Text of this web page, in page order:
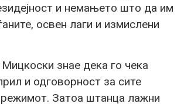
и немањето што да им
освен лаги и измислени
знае дека го чека
и одговорност за сите
Затоа штанца лажни